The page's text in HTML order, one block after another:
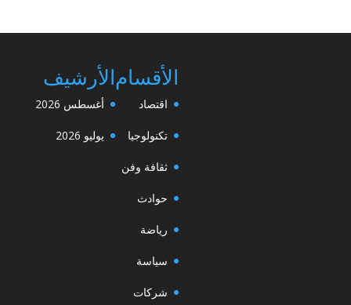
الأرشيف
أغسطس 2026
يوليو 2026
الأقسام
اقتصاد
تكنولوجيا
ثقافة وفن
حوادث
رياضة
سياسة
شركات